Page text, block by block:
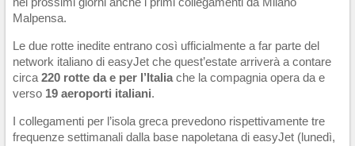
nei prossimi giorni anche i primi collegamenti da Milano
Malpensa.
Le due rotte inedite entrano così ufficialmente a far parte del
network italiano di easyJet che quest’estate arriverà a contare
circa220 rotte da e per l’Italiache la compagnia opera da e
verso 19 aeroporti italiani.
I collegamenti per l’isola greca prevedono rispettivamente tre
frequenze settimanali dalla base napoletana di easyJet (lunedì,